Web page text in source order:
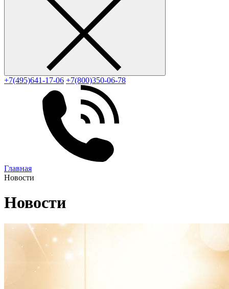
+7(495)641-17-06 +7(800)350-06-78
Главная
Новости
Новости